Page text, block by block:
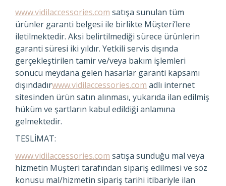
www.vidilaccessories.com satışa sunulan tüm
ürünler garanti belgesi ile birlikte Müşteri’lere
iletilmektedir. Aksi belirtilmediği sürece ürünlerin
garanti süresi iki yıldır. Yetkili servis dışında
gerçekleştirilen tamir ve/veya bakım işlemleri
sonucu meydana gelen hasarlar garanti kapsamı
dışındadırwww.vidilaccessories.com adlı internet
sitesinden ürün satın alınması, yukarıda ilan edilmiş
hüküm ve şartların kabul edildiği anlamına
gelmektedir.
TESLİMAT:
www.vidilaccessories.com satışa sunduğu mal veya
hizmetin Müşteri tarafından sipariş edilmesi ve söz
konusu mal/hizmetin sipariş tarihi itibariyle ilan